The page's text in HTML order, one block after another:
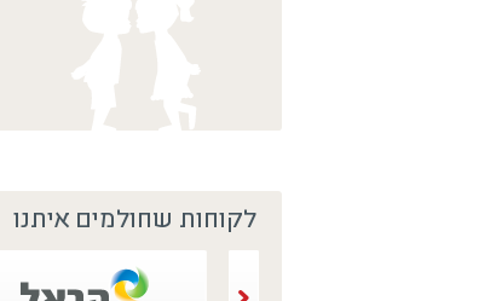
לקוחות שחולמים איתנו